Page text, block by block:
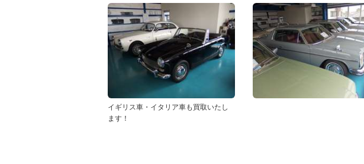
イギリス車・イタリア車も買取いたし
ます！